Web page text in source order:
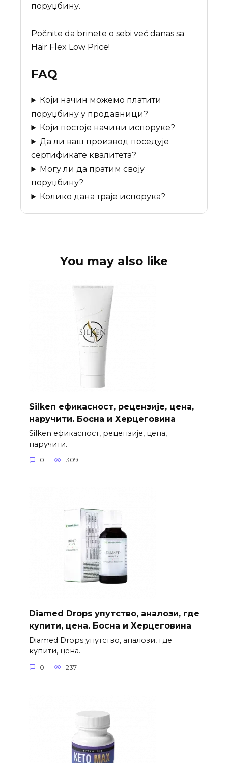
поруџбину.
Počnite da brinete o sebi već danas sa
Hair Flex Low Price!
FAQ
Који начин можемо платити
поруџбину у продавници?
Који постоје начини испоруке?
Да ли ваш производ поседује
сертификате квалитета?
Могу ли да пратим своју
поруџбину?
Колико дана траје испорука?
You may also like
Silken ефикасност, рецензије, цена,
наручити. Босна и Херцеговина
Silken ефикасност, рецензије, цена,
наручити.
0 309
Diamed Drops упутство, аналози, где
купити, цена. Босна и Херцеговина
Diamed Drops упутство, аналози, где
купити, цена.
0 237